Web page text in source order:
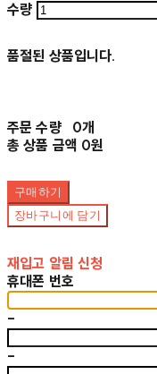
수량
품절된 상품입니다.
주문 수량
0개
총 상품 금액 0원
구매하기
장바구니에 담기
재입고 알림 신청
휴대폰 번호
-
-